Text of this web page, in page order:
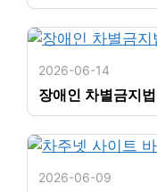
2026-06-14
장애인 차별금지
2026-06-09